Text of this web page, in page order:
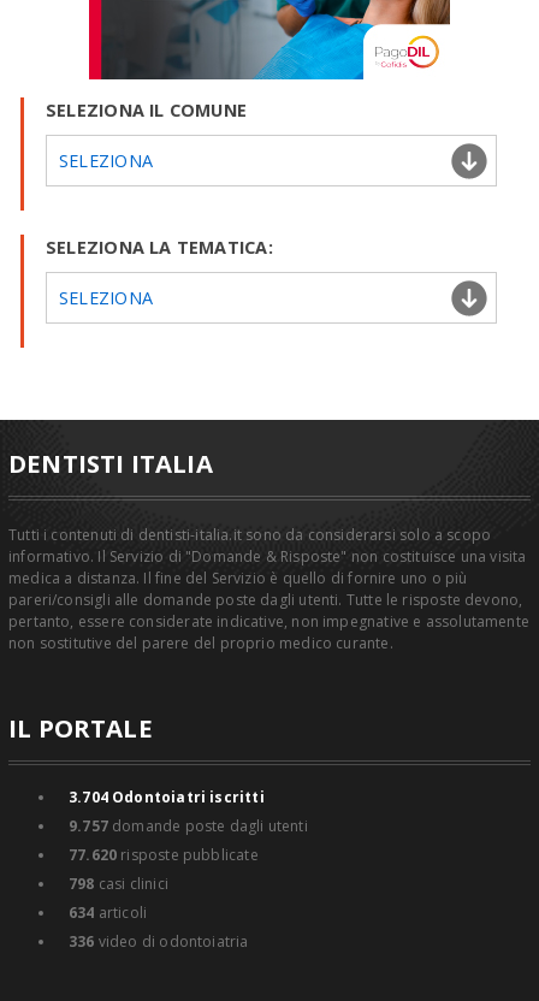
SELEZIONA IL COMUNE
SELEZIONA
SELEZIONA LA TEMATICA:
SELEZIONA
DENTISTI ITALIA
Tutti i contenuti di dentisti-italia.it sono da considerarsi solo a scopo
informativo. Il Servizio di "Domande & Risposte" non costituisce una visita
medica a distanza. Il fine del Servizio è quello di fornire uno o più
pareri/consigli alle domande poste dagli utenti. Tutte le risposte devono,
pertanto, essere considerate indicative, non impegnative e assolutamente
non sostitutive del parere del proprio medico curante.
IL PORTALE
3.704Odontoiatri iscritti
9.757domande poste dagli utenti
77.620 risposte pubblicate
798 casi clinici
634 articoli
336 video di odontoiatria